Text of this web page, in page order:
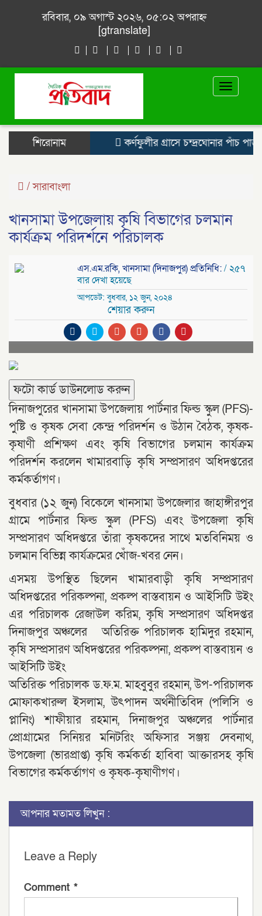
রবিবার, ০৯ অগাস্ট ২০২৬, ০৫:০২ অপরাহ্ন
[gtranslate]
Toggle
শিরোনাম কর্ণফুলীর গ্রাসে চন্দ্রঘোনার পাঁচ পাড়া,
/সারাবাংলা
খানসামা উপজেলায় কৃষি বিভাগের চলমান
কার্যক্রম পরিদর্শনে পরিচালক
এস.এম.রকি, খানসামা (দিনাজপুর) প্রতিনিধি:/ ২৫৭
বার দেখা হয়েছে
আপডেট: বুধবার, ১২ জুন, ২০২৪
শেয়ার করুন
ফটো কার্ড ডাউনলোড করুন
দিনাজপুরের খানসামা উপজেলায় পার্টনার ফিল্ড স্কুল (PFS)-
পুষ্টি ও কৃষক সেবা কেন্দ্র পরিদর্শন ও উঠান বৈঠক, কৃষক-
কৃষাণী প্রশিক্ষণ এবং কৃষি বিভাগের চলমান কার্যক্রম
পরিদর্শন করলেন খামারবাড়ি কৃষি সম্প্রসারণ অধিদপ্তরের
কর্মকর্তাগণ।
বুধবার (১২ জুন) বিকেলে খানসামা উপজেলার জাহাঙ্গীরপুর
গ্রামে পার্টনার ফিল্ড স্কুল (PFS) এবং উপজেলা কৃষি
সম্প্রসারণ অধিদপ্তরে তাঁরা কৃষকদের সাথে মতবিনিময় ও
চলমান বিভিন্ন কার্যক্রমের খোঁজ-খবর নেন।
এসময় উপস্থিত ছিলেন খামারবাড়ী কৃষি সম্প্রসারণ
অধিদপ্তরের পরিকল্পনা, প্রকল্প বাস্তবায়ন ও আইসিটি উইং
এর পরিচালক রেজাউল করিম, কৃষি সম্প্রসারণ অধিদপ্তর
দিনাজপুর অঞ্চলের অতিরিক্ত পরিচালক হামিদুর রহমান,
কৃষি সম্প্রসারণ অধিদপ্তরের পরিকল্পনা, প্রকল্প বাস্তবায়ন ও
আইসিটি উইং
অতিরিক্ত পরিচালক ড.ফ.ম. মাহবুবুর রহমান, উপ-পরিচালক
মোফাকখারুল ইসলাম, উৎপাদন অর্থনীতিবিদ (পলিসি ও
প্লানিং) শাফীয়ার রহমান, দিনাজপুর অঞ্চলের পার্টনার
প্রোগ্রামের সিনিয়র মনিটরিং অফিসার সঞ্জয় দেবনাথ,
উপজেলা (ভারপ্রাপ্ত) কৃষি কর্মকর্তা হাবিবা আক্তারসহ কৃষি
বিভাগের কর্মকর্তাগণ ও কৃষক-কৃষাণীগণ।
আপনার মতামত লিখুন :
Leave a Reply
Comment *